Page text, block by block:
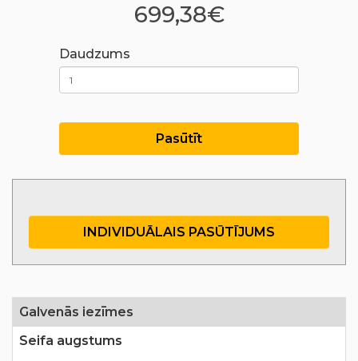
699,38€
Daudzums
Pasūtīt
INDIVIDUĀLAIS PASŪTĪJUMS
Galvenās iezīmes
Seifa augstums